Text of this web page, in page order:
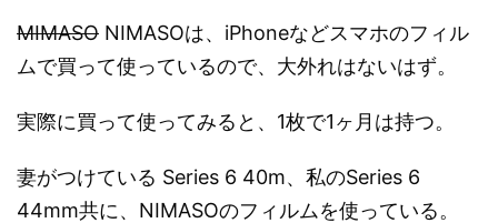
MIMASO NIMASOは、iPhoneなどスマホのフィル
ムで買って使っているので、大外れはないはず。
実際に買って使ってみると、1枚で1ヶ月は持つ。
妻がつけている Series 6 40m、私のSeries 6
44mm共に、NIMASOのフィルムを使っている。